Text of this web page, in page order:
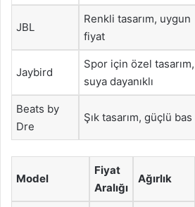
JBL
Renkli tasarım, uygun
fiyat
Jaybird
Spor için özel tasarım,
suya dayanıklı
Beats by
Dre
Şık tasarım, güçlü bas
Model
Fiyat
Aralığı
Ağırlık